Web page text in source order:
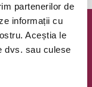
partenerilor de
informații cu
Aceștia le
dvs. sau culese
cu cele mai noi